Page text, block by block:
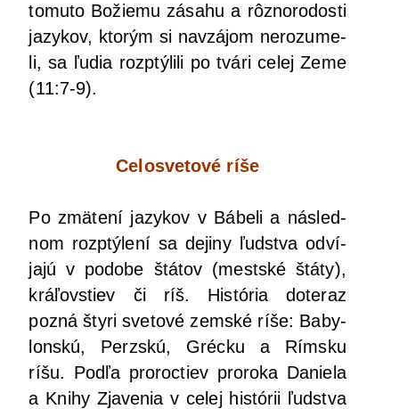
tomu­to Božie­mu zása­hu a rôz­no­ro­dos­ti
jazy­kov, kto­rým si navzá­jom nero­zu­me­
li, sa ľudia rozp­tý­li­li po tvá­ri celej Zeme
(11:7-9).
Celo­sve­to­vé ríše
Po zmä­te­ní jazy­kov v Bábe­li a násled­
nom rozp­tý­le­ní sa deji­ny ľud­stva odví­
ja­jú v podo­be štá­tov (mest­ské štá­ty),
krá­ľovs­tiev či ríš. His­tó­ria dote­raz
pozná šty­ri sve­to­vé zem­ské ríše: Baby­
lon­skú, Perz­skú, Gréc­ku a Rím­sku
ríšu. Pod­ľa pro­roc­tiev pro­ro­ka Danie­la
a Kni­hy Zja­ve­nia v celej his­tó­rii ľud­stva